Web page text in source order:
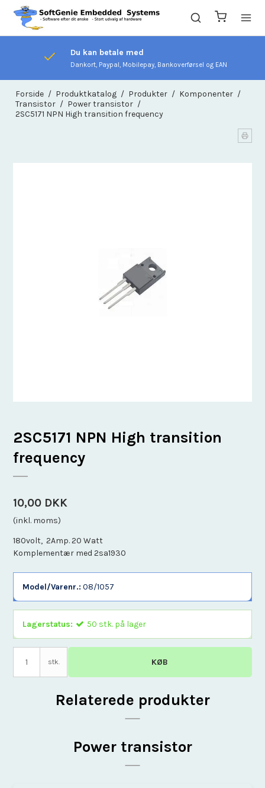
Du kan betale med
Dankort, Paypal, Mobilepay, Bankoverførsel og EAN
Forside / Produktkatalog / Produkter / Komponenter /
Transistor / Power transistor /
2SC5171 NPN High transition frequency
2SC5171 NPN High transition
frequency
10,00 DKK
(inkl. moms)
180volt, 2Amp. 20 Watt
Komplementær med 2sa1930
Model/Varenr.: 08/1057
Lagerstatus: 50 stk. på lager
stk. KØB
Relaterede produkter
Power transistor